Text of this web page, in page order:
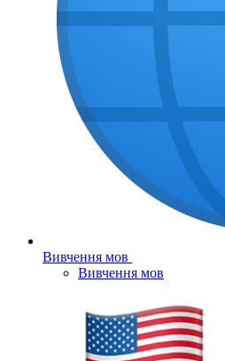
Вивчення мов
Вивчення мов